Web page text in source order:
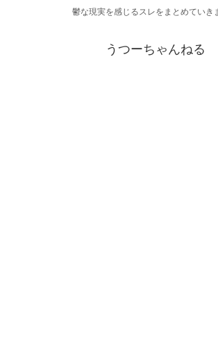
鬱な現実を感じるスレをまとめていき
うつーちゃんねる